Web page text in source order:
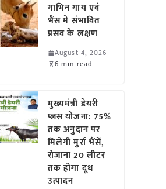
गाभिन गाय एवं
भैंस में संभावित
प्रसव के लक्षण
August 4, 2026
6 min read
मुख्यमंत्री डेयरी
प्लस योजना: 75%
तक अनुदान पर
मिलेंगी मुर्रा भैंसें,
रोजाना 20 लीटर
तक होगा दूध
उत्पादन